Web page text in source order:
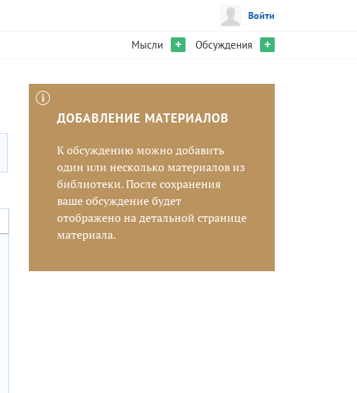
Войти
Мысли + Обсуждения +
ДОБАВЛЕНИЕ МАТЕРИАЛОВ
К обсуждению можно добавить
один или несколько материалов из
библиотеки. После сохранения
ваше обсуждение будет
отображено на детальной странице
материала.